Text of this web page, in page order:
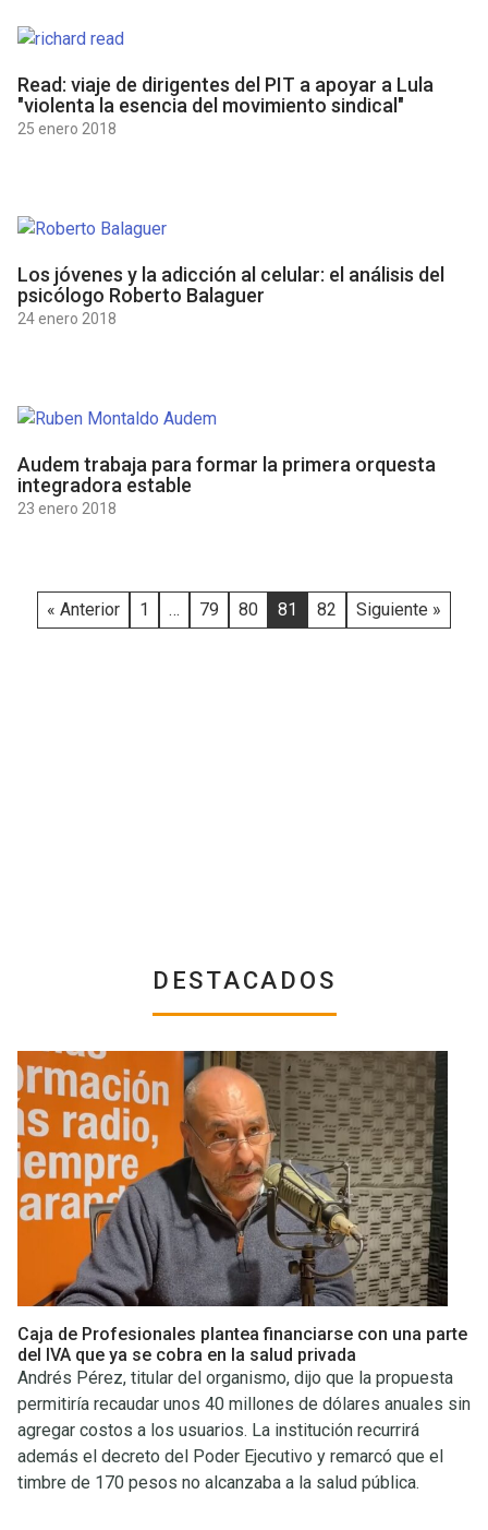
Read: viaje de dirigentes del PIT a apoyar a Lula
"violenta la esencia del movimiento sindical"
25 enero 2018
Los jóvenes y la adicción al celular: el análisis del
psicólogo Roberto Balaguer
24 enero 2018
Audem trabaja para formar la primera orquesta
integradora estable
23 enero 2018
« Anterior 1 … 79 80 81 82 Siguiente »
DESTACADOS
Caja de Profesionales plantea financiarse con una parte
del IVA que ya se cobra en la salud privada
Andrés Pérez, titular del organismo, dijo que la propuesta
permitiría recaudar unos 40 millones de dólares anuales sin
agregar costos a los usuarios. La institución recurrirá
además el decreto del Poder Ejecutivo y remarcó que el
timbre de 170 pesos no alcanzaba a la salud pública.